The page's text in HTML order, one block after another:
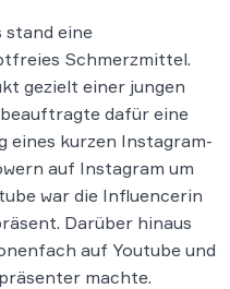
stand eine
Schmerzmittel.
gezielt einer jungen
dafür eine
eines kurzen Instagram-
auf Instagram um
war die Influencerin
Darüber hinaus
auf Youtube und
machte.